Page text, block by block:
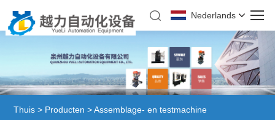
Nederlands
Thuis > Producten > Assemblage- en testmachine